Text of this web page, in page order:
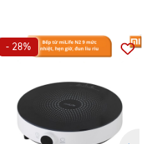
- 28%